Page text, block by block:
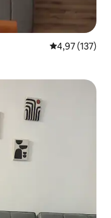
Gemiddelde
4,97 (137)